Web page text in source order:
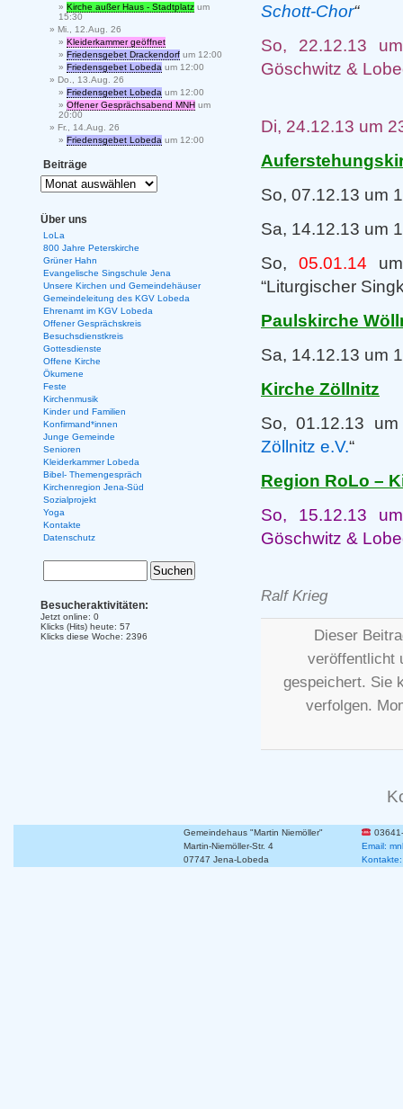
Schott-Chor“
So, 22.12.13
Göschwitz &
Di, 24.12.13 um
So, 07.12.13 um
Sa, 14.12.13 um
So, 05.01.14
“Liturgischer
Paulskirche
Sa, 14.12.13 um
Kirche Zöllnitz
So, 01.12.13
Zöllnitz e.V.“
Region RoLo –
So, 15.12.13
Göschwitz &
Ralf Krieg
Dieser
veröffentlicht
gespeichert. Sie
verfolgen.
Kirche außer Haus - Stadtplatz um
15:30
Mi., 12.Aug. 26
Kleiderkammer geöffnet
Friedensgebet Drackendorf um 12:00
Friedensgebet Lobeda um 12:00
Do., 13.Aug. 26
Friedensgebet Lobeda um 12:00
Offener Gesprächsabend MNH um
20:00
Fr., 14.Aug. 26
Friedensgebet Lobeda um 12:00
Beiträge
Über uns
LoLa
800 Jahre Peterskirche
Grüner Hahn
Evangelische Singschule Jena
Unsere Kirchen und Gemeindehäuser
Gemeindeleitung des KGV Lobeda
Ehrenamt im KGV Lobeda
Offener Gesprächskreis
Besuchsdienstkreis
Gottesdienste
Offene Kirche
Ökumene
Feste
Kirchenmusik
Kinder und Familien
Konfirmand*innen
Junge Gemeinde
Senioren
Kleiderkammer Lobeda
Bibel- Themengespräch
Kirchenregion Jena-Süd
Sozialprojekt
Yoga
Kontakte
Datenschutz
Besucheraktivitäten:
Jetzt online: 0
Klicks (Hits) heute: 57
Klicks diese Woche: 2396
Gemeindehaus "Martin Niemöller"
Martin-Niemöller-Str. 4
Email:
07747 Jena-Lobeda